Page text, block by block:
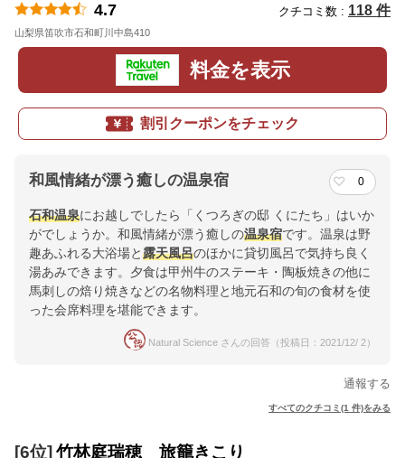
4.7 クチコミ数 : 118 件
山梨県笛吹市石和町川中島410
料金を表示
割引クーポンをチェック
和風情緒が漂う癒しの温泉宿 0
石和温泉にお越しでしたら「くつろぎの邸 くにたち」はいか
がでしょうか。和風情緒が漂う癒しの温泉宿です。温泉は野
趣あふれる大浴場と露天風呂のほかに貸切風呂で気持ち良く
湯あみできます。夕食は甲州牛のステーキ・陶板焼きの他に
馬刺しの焙り焼きなどの名物料理と地元石和の旬の食材を使
った会席料理を堪能できます。
Natural Science さんの回答（投稿日：2021/12/ 2）
通報する
すべてのクチコミ(1 件)をみる
[6位] 竹林庭瑞穂 旅籠きこり